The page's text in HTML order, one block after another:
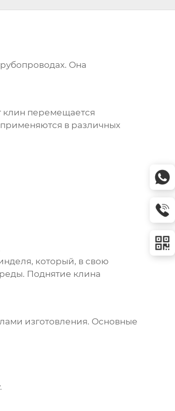
Она
клин перемещается
в различных
который, в свою
Поднятие клина
изготовления. Основные